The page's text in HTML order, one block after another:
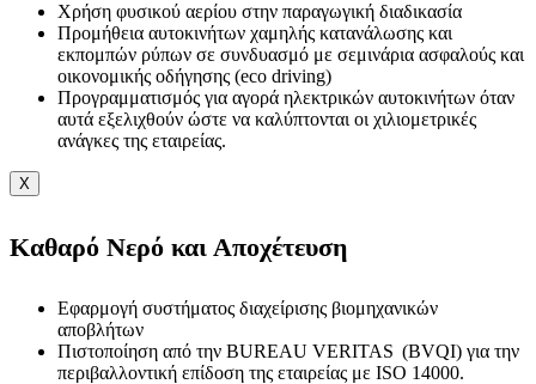
Χρήση φυσικού αερίου στην παραγωγική διαδικασία
Προμήθεια αυτοκινήτων χαμηλής κατανάλωσης και
εκπομπών ρύπων σε συνδυασμό με σεμινάρια ασφαλούς και
οικονομικής οδήγησης (eco driving)
Προγραμματισμός για αγορά ηλεκτρικών αυτοκινήτων όταν
αυτά εξελιχθούν ώστε να καλύπτονται οι χιλιομετρικές
ανάγκες της εταιρείας.
X
Καθαρό Νερό και Αποχέτευση
Εφαρμογή συστήματος διαχείρισης βιομηχανικών
αποβλήτων
Πιστοποίηση από την BUREAU VERITAS (BVQI) για την
περιβαλλοντική επίδοση της εταιρείας με ISO 14000.